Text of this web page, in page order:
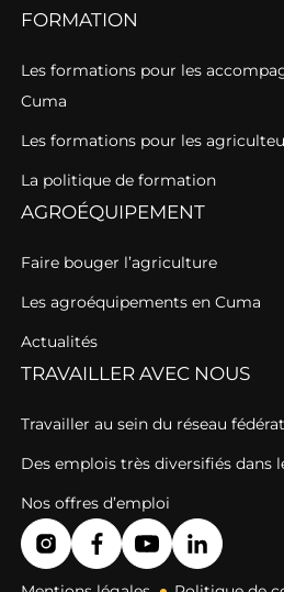
FORMATION
Les formations pour les
Cuma
Les formations pour les
La politique de formation
AGROÉQUIPEMENT
Faire bouger l’agriculture
Les agroéquipements en Cuma
Actualités
TRAVAILLER AVEC NOUS
Travailler au sein du réseau
Des emplois très diversifiés dans
Nos offres d’emploi